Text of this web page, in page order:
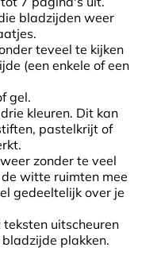
bladzijden weer
teveel te kijken
(een enkele of een
gel.
kleuren. Dit kan
pastelkrijt of
zonder te veel
witte ruimten mee
gedeeltelijk over je
uitscheuren
plakken.